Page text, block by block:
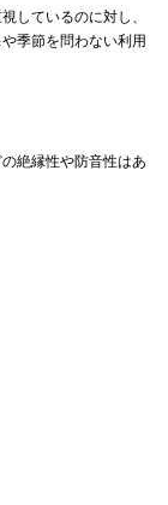
しているのに対し、
季節を問わない利用
絶縁性や防音性はあ